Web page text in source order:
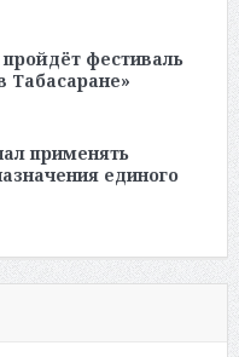
пройдёт фестиваль
Табасаране»
применять
единого